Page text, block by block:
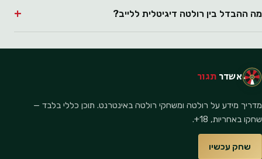
מה ההבדל בין רולטה דיגיטלית ללייב?
אשדר תגור
מדריך מידע על רולטה ומשחקי רולטה באינטרנט. תוכן כללי בלבד —
שחקו באחריות, 18+.
שחק עכשיו